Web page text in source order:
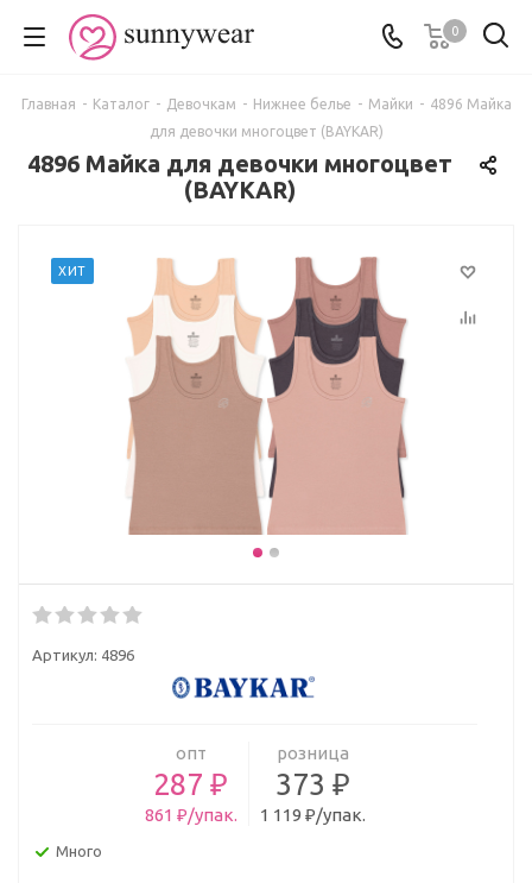
0
Главная - Каталог - Девочкам - Нижнее белье - Майки - 4896 Майка
для девочки многоцвет (BAYKAR)
4896 Майка для девочки многоцвет
(BAYKAR)
ХИТ
Артикул: 4896
опт
287 ₽
861 ₽/упак.
розница
373 ₽
1 119 ₽/упак.
Много